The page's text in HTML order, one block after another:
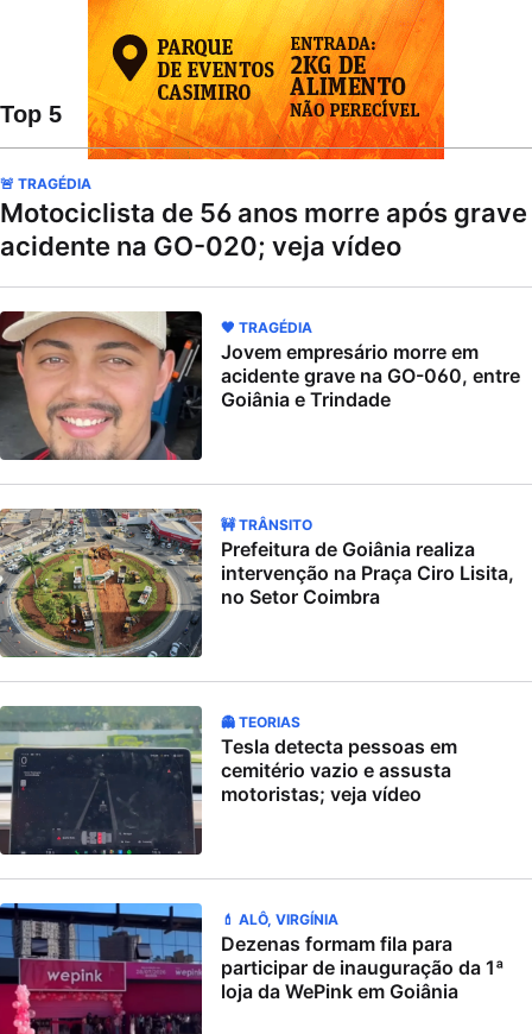
Top 5
🚨 TRAGÉDIA
Motociclista de 56 anos morre após grave
acidente na GO-020; veja vídeo
🖤 TRAGÉDIA
Jovem empresário morre em
acidente grave na GO-060, entre
Goiânia e Trindade
🚧 TRÂNSITO
Prefeitura de Goiânia realiza
intervenção na Praça Ciro Lisita,
no Setor Coimbra
👻 TEORIAS
Tesla detecta pessoas em
cemitério vazio e assusta
motoristas; veja vídeo
💄 ALÔ, VIRGÍNIA
Dezenas formam fila para
participar de inauguração da 1ª
loja da WePink em Goiânia